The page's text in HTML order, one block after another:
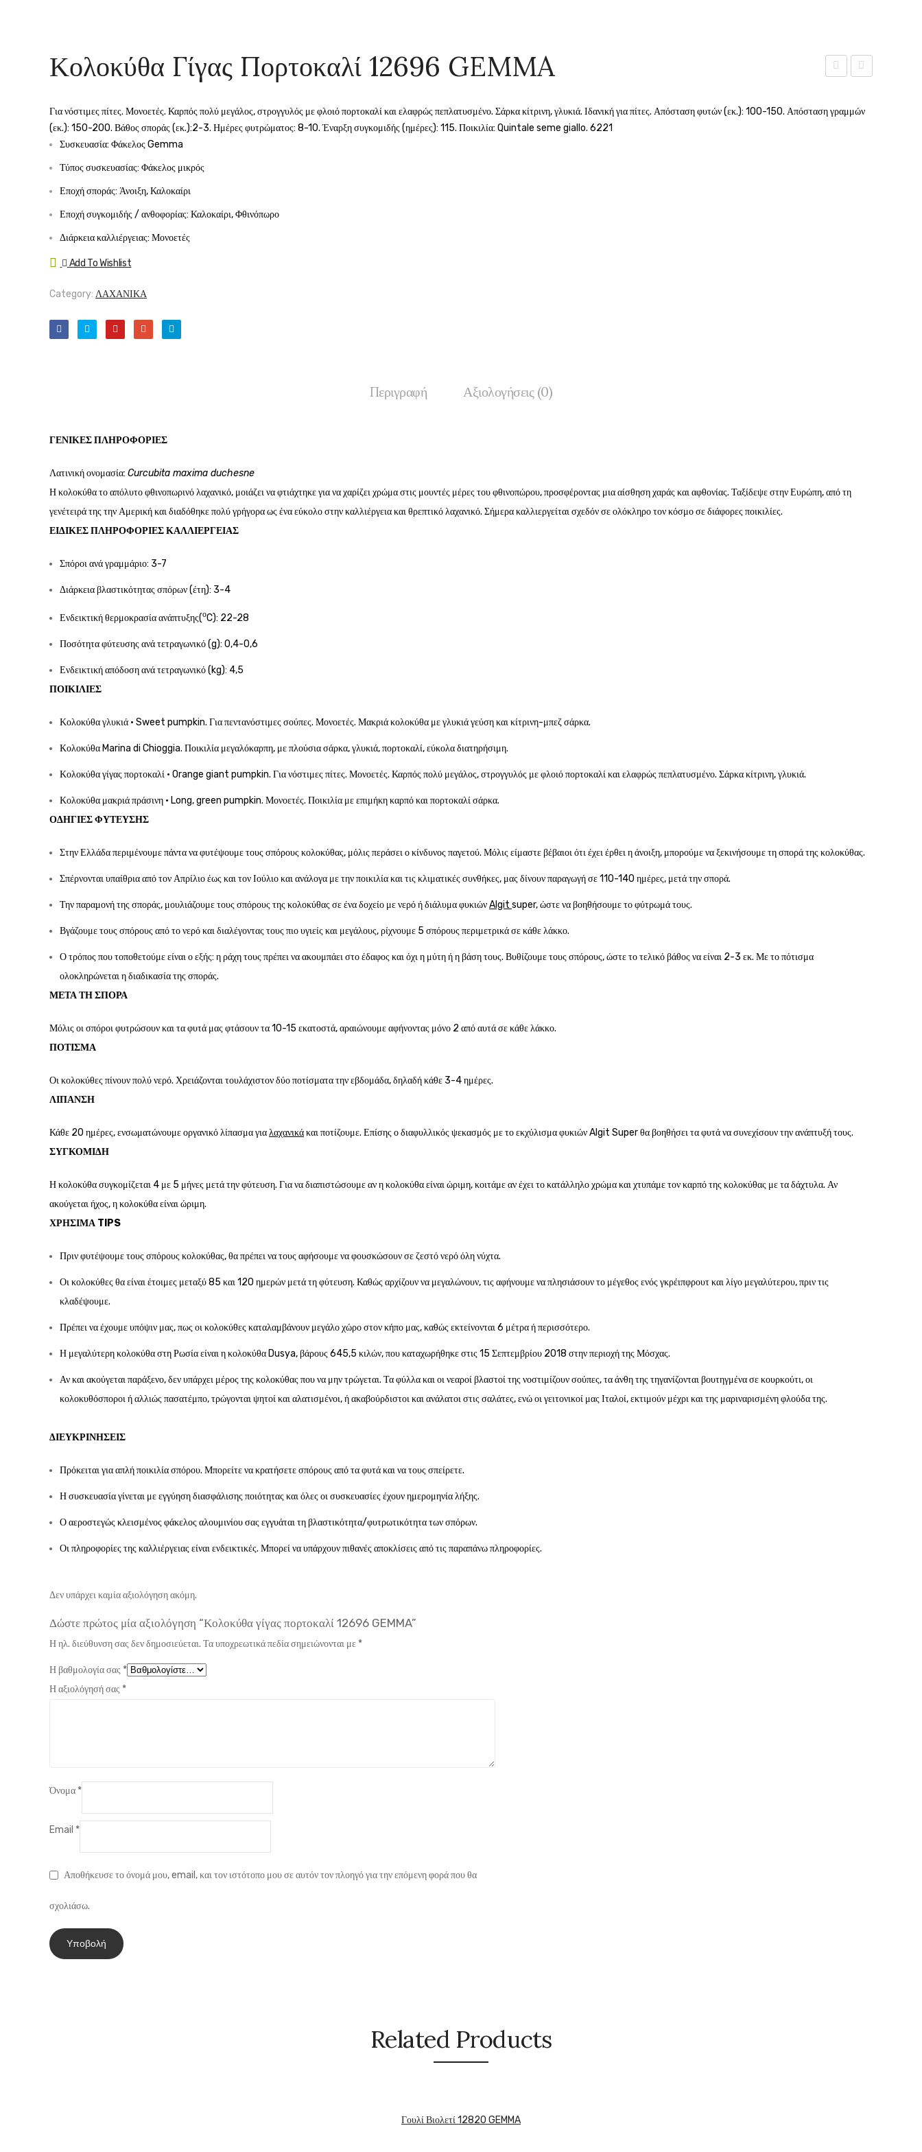
Κολοκύθα Γίγας Πορτοκαλί 12696 GEMMA
Για νόστιμες πίτες. Μονοετές. Καρπός πολύ μεγάλος, στρογγυλός με φλοιό πορτοκαλί και ελαφρώς πεπλατυσμένο. Σάρκα κίτρινη, γλυκιά. Ιδανική για πίτες. Απόσταση φυτών (εκ.): 100-150. Απόσταση γραμμών
(εκ.): 150-200. Βάθος σποράς (εκ.):2-3. Ημέρες φυτρώματος: 8-10. Έναρξη συγκομιδής (ημέρες): 115. Ποικιλία: Quintale seme giallo. 6221
Συσκευασία: Φάκελος Gemma
Τύπος συσκευασίας: Φάκελος μικρός
Εποχή σποράς: Άνοιξη, Καλοκαίρι
Εποχή συγκομιδής / ανθοφορίας: Καλοκαίρι, Φθινόπωρο
Διάρκεια καλλιέργειας: Μονοετές
Add To Wishlist
Category: ΛΑΧΑΝΙΚΑ
Περιγραφή Αξιολογήσεις (0)
ΓΕΝΙΚΈΣ ΠΛΗΡΟΦΟΡΊΕΣ
Λατινική ονομασία: Curcubita maxima duchesne
Η κολοκύθα το απόλυτο φθινοπωρινό λαχανικό, μοιάζει να φτιάχτηκε για να χαρίζει χρώμα στις μουντές μέρες του φθινοπώρου, προσφέροντας μια αίσθηση χαράς και αφθονίας. Ταξίδεψε στην Ευρώπη, από τη
γενέτειρά της την Αμερική και διαδόθηκε πολύ γρήγορα ως ένα εύκολο στην καλλιέργεια και θρεπτικό λαχανικό. Σήμερα καλλιεργείται σχεδόν σε ολόκληρο τον κόσμο σε διάφορες ποικιλίες.
ΕΙΔΙΚΈΣ ΠΛΗΡΟΦΟΡΊΕΣ ΚΑΛΛΙΈΡΓΕΙΑΣ
Σπόροι ανά γραμμάριο: 3-7
Διάρκεια βλαστικότητας σπόρων (έτη): 3-4
Ενδεικτική θερμοκρασία ανάπτυξης(οC): 22-28
Ποσότητα φύτευσης ανά τετραγωνικό (g): 0,4-0,6
Ενδεικτική απόδοση ανά τετραγωνικό (kg): 4,5
ΠΟΙΚΙΛΊΕΣ
Κολοκύθα γλυκιά · Sweet pumpkin. Για πεντανόστιμες σούπες. Μονοετές. Μακριά κολοκύθα με γλυκιά γεύση και κίτρινη-μπεζ σάρκα.
Κολοκύθα Marina di Chioggia. Ποικιλία μεγαλόκαρπη, με πλούσια σάρκα, γλυκιά, πορτοκαλί, εύκολα διατηρήσιμη.
Κολοκύθα γίγας πορτοκαλί · Orange giant pumpkin. Για νόστιμες πίτες. Μονοετές. Καρπός πολύ μεγάλος, στρογγυλός με φλοιό πορτοκαλί και ελαφρώς πεπλατυσμένο. Σάρκα κίτρινη, γλυκιά.
Κολοκύθα μακριά πράσινη · Long, green pumpkin. Μονοετές. Ποικιλία με επιμήκη καρπό και πορτοκαλί σάρκα.
ΟΔΗΓΊΕΣ ΦΎΤΕΥΣΗΣ
Στην Ελλάδα περιμένουμε πάντα να φυτέψουμε τους σπόρους κολοκύθας, μόλις περάσει ο κίνδυνος παγετού. Μόλις είμαστε βέβαιοι ότι έχει έρθει η άνοιξη, μπορούμε να ξεκινήσουμε τη σπορά της κολοκύθας.
Σπέρνονται υπαίθρια από τον Απρίλιο έως και τον Ιούλιο και ανάλογα με την ποικιλία και τις κλιματικές συνθήκες, μας δίνουν παραγωγή σε 110-140 ημέρες, μετά την σπορά.
Την παραμονή της σποράς, μουλιάζουμε τους σπόρους της κολοκύθας σε ένα δοχείο με νερό ή διάλυμα φυκιώνAlgit super, ώστε να βοηθήσουμε το φύτρωμά τους.
Βγάζουμε τους σπόρους από το νερό και διαλέγοντας τους πιο υγιείς και μεγάλους, ρίχνουμε 5 σπόρους περιμετρικά σε κάθε λάκκο.
Ο τρόπος που τοποθετούμε είναι ο εξής: η ράχη τους πρέπει να ακουμπάει στο έδαφος και όχι η μύτη ή η βάση τους. Βυθίζουμε τους σπόρους, ώστε το τελικό βάθος να είναι 2-3 εκ. Με το πότισμα
ολοκληρώνεται η διαδικασία της σποράς.
ΜΕΤΆ ΤΗ ΣΠΟΡΆ
Μόλις οι σπόροι φυτρώσουν και τα φυτά μας φτάσουν τα 10-15 εκατοστά, αραιώνουμε αφήνοντας μόνο 2 από αυτά σε κάθε λάκκο.
ΠΌΤΙΣΜΑ
Οι κολοκύθες πίνουν πολύ νερό. Χρειάζονται τουλάχιστον δύο ποτίσματα την εβδομάδα, δηλαδή κάθε 3-4 ημέρες.
ΛΊΠΑΝΣΗ
Κάθε 20 ημέρες, ενσωματώνουμε οργανικό λίπασμα γιαλαχανικάκαι ποτίζουμε. Επίσης ο διαφυλλικός ψεκασμός με το εκχύλισμα φυκιών Algit Super θα βοηθήσει τα φυτά να συνεχίσουν την ανάπτυξή τους.
ΣΥΓΚΟΜΙΔΉ
Η κολοκύθα συγκομίζεται 4 με 5 μήνες μετά την φύτευση. Για να διαπιστώσουμε αν η κολοκύθα είναι ώριμη, κοιτάμε αν έχει το κατάλληλο χρώμα και χτυπάμε τον καρπό της κολοκύθας με τα δάχτυλα. Αν
ακούγεται ήχος, η κολοκύθα είναι ώριμη.
ΧΡΉΣΙΜΑ TIPS
Πριν φυτέψουμε τους σπόρους κολοκύθας, θα πρέπει να τους αφήσουμε να φουσκώσουν σε ζεστό νερό όλη νύχτα.
Οι κολοκύθες θα είναι έτοιμες μεταξύ 85 και 120 ημερών μετά τη φύτευση. Καθώς αρχίζουν να μεγαλώνουν, τις αφήνουμε να πλησιάσουν το μέγεθος ενός γκρέιπφρουτ και λίγο μεγαλύτερου, πριν τις
κλαδέψουμε.
Πρέπει να έχουμε υπόψιν μας, πως οι κολοκύθες καταλαμβάνουν μεγάλο χώρο στον κήπο μας, καθώς εκτείνονται 6 μέτρα ή περισσότερο.
Η μεγαλύτερη κολοκύθα στη Ρωσία είναι η κολοκύθα Dusya, βάρους 645,5 κιλών, που καταχωρήθηκε στις 15 Σεπτεμβρίου 2018 στην περιοχή της Μόσχας.
Αν και ακούγεται παράξενο, δεν υπάρχει μέρος της κολοκύθας που να μην τρώγεται. Τα φύλλα και οι νεαροί βλαστοί της νοστιμίζουν σούπες, τα άνθη της τηγανίζονται βουτηγμένα σε κουρκούτι, οι
κολοκυθόσποροι ή αλλιώς πασατέμπο, τρώγονται ψητοί και αλατισμένοι, ή ακαβούρδιστοι και ανάλατοι στις σαλάτες, ενώ οι γειτονικοί μας Ιταλοί, εκτιμούν μέχρι και της μαριναρισμένη φλούδα της.
ΔΙΕΥΚΡΙΝΉΣΕΙΣ
Πρόκειται για απλή ποικιλία σπόρου. Μπορείτε να κρατήσετε σπόρους από τα φυτά και να τους σπείρετε.
Η συσκευασία γίνεται με εγγύηση διασφάλισης ποιότητας και όλες οι συσκευασίες έχουν ημερομηνία λήξης.
Ο αεροστεγώς κλεισμένος φάκελος αλουμινίου σας εγγυάται τη βλαστικότητα/φυτρωτικότητα των σπόρων.
Οι πληροφορίες της καλλιέργειας είναι ενδεικτικές. Μπορεί να υπάρχουν πιθανές αποκλίσεις από τις παραπάνω πληροφορίες.
Δεν υπάρχει καμία αξιολόγηση ακόμη.
Δώστε πρώτος μία αξιολόγηση “Κολοκύθα γίγας πορτοκαλί 12696 GEMMA”
Η ηλ. διεύθυνση σας δεν δημοσιεύεται. Τα υποχρεωτικά πεδία σημειώνονται με *
Η βαθμολογία σας *
Η αξιολόγησή σας *
Όνομα *
Email *
Αποθήκευσε το όνομά μου, email, και τον ιστότοπο μου σε αυτόν τον πλοηγό για την επόμενη φορά που θα
σχολιάσω.
Related Products
Γουλί Βιολετί 12820 GEMMA